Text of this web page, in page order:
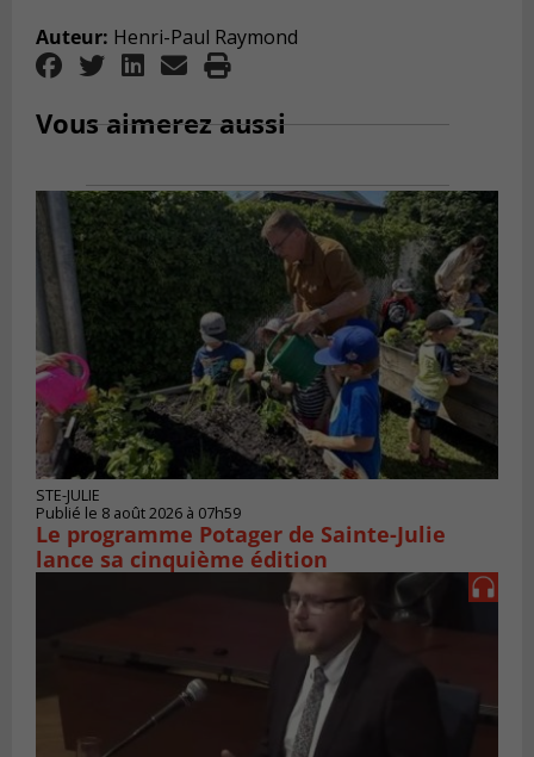
Auteur: Henri-Paul Raymond
Vous aimerez aussi
STE-JULIE
Publié le 8 août 2026 à 07h59
Le programme Potager de Sainte-Julie
lance sa cinquième édition